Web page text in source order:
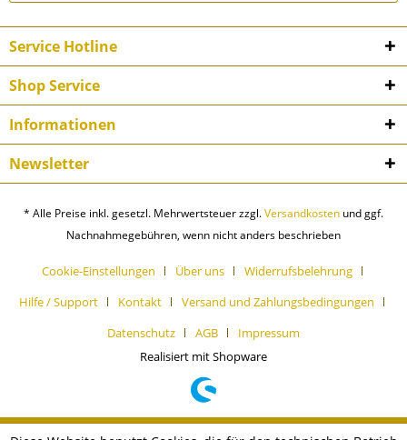
Service Hotline
Shop Service
Informationen
Newsletter
* Alle Preise inkl. gesetzl. Mehrwertsteuer zzgl.Versandkosten und ggf.
Nachnahmegebühren, wenn nicht anders beschrieben
Cookie-Einstellungen Über uns
Widerrufsbelehrung
Hilfe / Support
Kontakt
Versand und Zahlungsbedingungen
Datenschutz
AGB
Impressum
Realisiert mit Shopware